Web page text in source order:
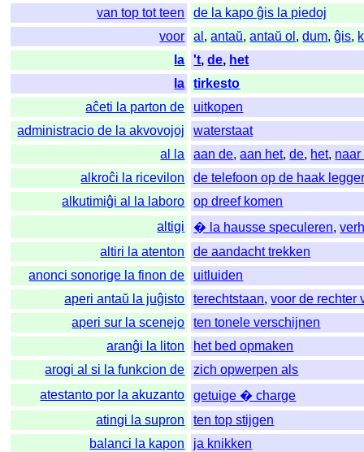
van top tot teen
de la kapo ĝis la piedoj
voor
al ,antaŭ,antaŭ ol ,dum,ĝis,
la
't,de, het
la
tirkesto
aĉeti la parton de
uitkopen
administracio de la akvovojoj
waterstaat
al la
aan de,aan het,de, het, naar
alkroĉi la ricevilon
de telefoon op de haak
alkutimiĝi al la laboro
op dreef komen
altigi
� la hausse speculeren,
altiri la atenton
de aandacht trekken
anonci sonorige la finon de
uitluiden
aperi antaŭ la juĝisto
terechtstaan,voor de rechter
aperi sur la scenejo
ten tonele verschijnen
aranĝi la liton
het bed opmaken
arogi al si la funkcion de
zich opwerpen als
atestanto por la akuzanto
getuige � charge
atingi la supron
ten top stijgen
balanci la kapon
ja knikken